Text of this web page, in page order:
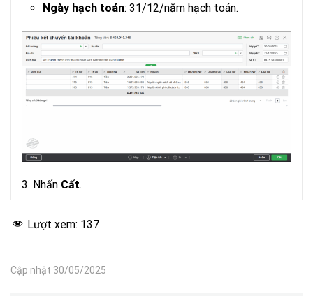
Ngày hạch toán: 31/12/năm hạch toán.
3. Nhấn Cất.
Lượt xem: 137
Cập nhật 30/05/2025